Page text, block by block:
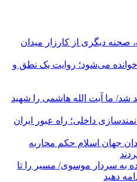
صحنه دیگری از کارزار میدان
می‌شود؛ روایت یک نطق و
شد/ ما آیت الله هاشمی را شهید
داخلی؛ راه عبور ایران
جهان اسلام حکم محاربه
به سردار موسوی/ مسیر را تا
دهید